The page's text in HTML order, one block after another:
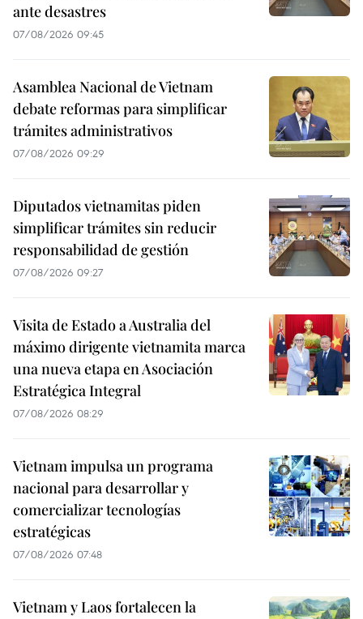
ante desastres
07/08/2026 09:45
Asamblea Nacional de Vietnam
debate reformas para simplificar
trámites administrativos
07/08/2026 09:29
Diputados vietnamitas piden
simplificar trámites sin reducir
responsabilidad de gestión
07/08/2026 09:27
Visita de Estado a Australia del
máximo dirigente vietnamita marca
una nueva etapa en Asociación
Estratégica Integral
07/08/2026 08:29
Vietnam impulsa un programa
nacional para desarrollar y
comercializar tecnologías
estratégicas
07/08/2026 07:48
Vietnam y Laos fortalecen la